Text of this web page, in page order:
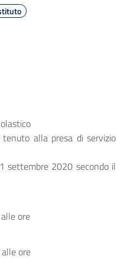
alla presa di servizio
settembre 2020 secondo il
ore
ore